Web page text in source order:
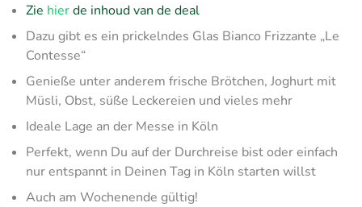
Zie hierde inhoud van de deal
Dazu gibt es ein prickelndes Glas Bianco Frizzante „Le
Contesse“
Genieße unter anderem frische Brötchen, Joghurt mit
Müsli, Obst, süße Leckereien und vieles mehr
Ideale Lage an der Messe in Köln
Perfekt, wenn Du auf der Durchreise bist oder einfach
nur entspannt in Deinen Tag in Köln starten willst
Auch am Wochenende gültig!